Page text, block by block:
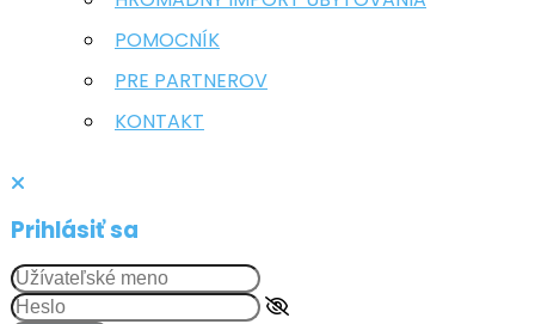
POMOCNÍK
PRE PARTNEROV
KONTAKT
Prihlásiť sa